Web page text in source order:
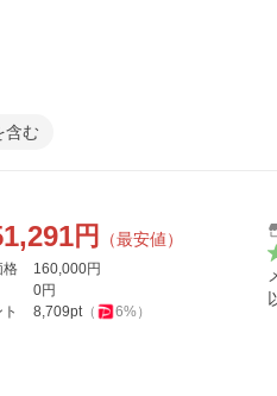
含む
円 （最安値）
格 160,000円
0円
8,709pt（ 6%）